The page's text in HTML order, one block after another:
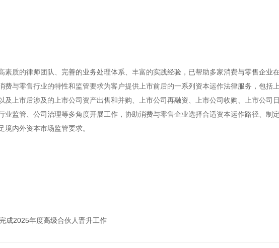
素质的律师团队、完善的业务处理体系、丰富的实践经验，已帮助多家消费与零售企业
费与零售行业的特性和监管要求为客户提供上市前后的一系列资本运作法律服务，包括
及上市后涉及的上市公司资产出售和并购、上市公司再融资、上市公司收购、上市公司
业监管、公司治理等多角度开展工作，协助消费与零售企业选择合适资本运作路径、制
内外资本市场监管要求。
成2025年度高级合伙人晋升工作